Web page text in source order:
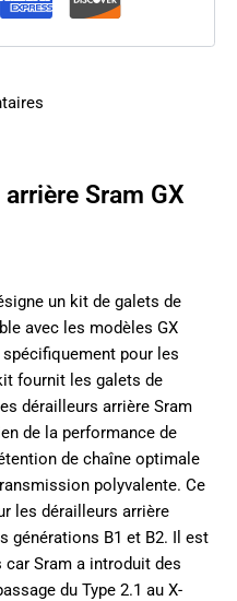
Sram GX
un kit de galets de
avec les modèles GX
spécifiquement pour les
fournit les galets de
dérailleurs arrière Sram
de la performance de
de chaîne optimale
polyvalente. Ce
les dérailleurs arrière
générations B1 et B2. Il est
Sram a introduit des
du Type 2.1 au X-